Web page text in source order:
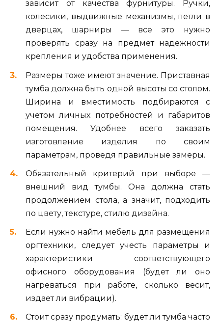
зависит от качества фурнитуры. Ручки,
колесики, выдвижные механизмы, петли в
дверцах, шарниры — все это нужно
проверять сразу на предмет надежности
крепления и удобства применения.
Размеры тоже имеют значение. Приставная
тумба должна быть одной высоты со столом.
Ширина и вместимость подбираются с
учетом личных потребностей и габаритов
помещения. Удобнее всего заказать
изготовление изделия по своим
параметрам, проведя правильные замеры.
Обязательный критерий при выборе —
внешний вид тумбы. Она должна стать
продолжением стола, а значит, подходить
по цвету, текстуре, стилю дизайна.
Если нужно найти мебель для размещения
оргтехники, следует учесть параметры и
характеристики соответствующего
офисного оборудования (будет ли оно
нагреваться при работе, сколько весит,
издает ли вибрации).
Стоит сразу продумать: будет ли тумба часто